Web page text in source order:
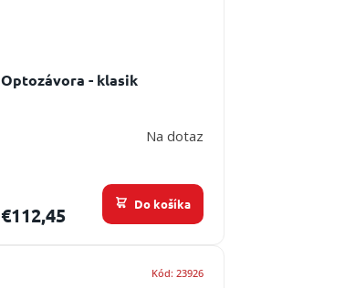
Optozávora - klasik
Na dotaz
€112,45 Do košíka
Kód: 23926